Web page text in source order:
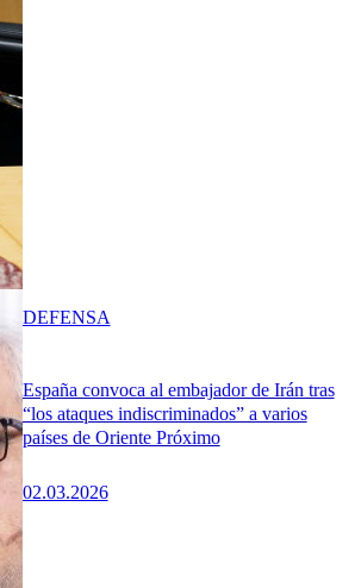
España convoca al embajador de Irán tras
“los ataques indiscriminados” a varios
países de Oriente Próximo
02.03.2026
DEFENSA